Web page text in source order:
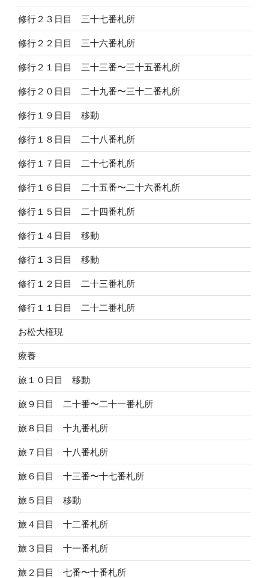
修行２３日目 三十七番札所
修行２２日目 三十六番札所
修行２１日目 三十三番〜三十五番札所
修行２０日目 二十九番〜三十二番札所
修行１９日目 移動
修行１８日目 二十八番札所
修行１７日目 二十七番札所
修行１６日目 二十五番〜二十六番札所
修行１５日目 二十四番札所
修行１４日目 移動
修行１３日目 移動
修行１２日目 二十三番札所
修行１１日目 二十二番札所
お松大権現
療養
旅１０日目 移動
旅９日目 二十番〜二十一番札所
旅８日目 十九番札所
旅７日目 十八番札所
旅６日目 十三番〜十七番札所
旅５日目 移動
旅４日目 十二番札所
旅３日目 十一番札所
旅２日目 七番〜十番札所